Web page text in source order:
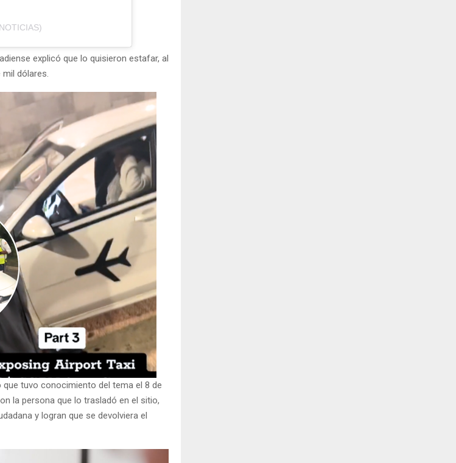
explicó que lo quisieron estafar, al
dólares.
tuvo conocimiento del tema el 8 de
la persona que lo trasladó en el sitio,
y logran que se devolviera el